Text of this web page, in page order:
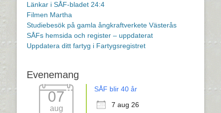
Länkar i SÅF-bladet 24:4
Filmen Martha
Studiebesök på gamla ångkraftverkete Västerås
SÅFs hemsida och register – uppdaterat
Uppdatera ditt fartyg i Fartygsregistret
Evenemang
07
aug
SÅF blir 40 år
7 aug 26